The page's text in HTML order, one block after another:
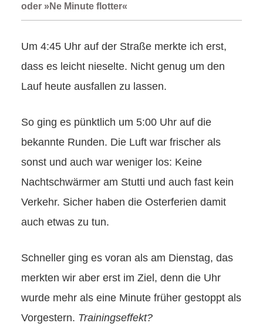
oder »Ne Minute flotter«
Um 4:45 Uhr auf der Straße merkte ich erst,
dass es leicht nieselte. Nicht genug um den
Lauf heute ausfallen zu lassen.
So ging es pünktlich um 5:00 Uhr auf die
bekannte Runden. Die Luft war frischer als
sonst und auch war weniger los: Keine
Nachtschwärmer am Stutti und auch fast kein
Verkehr. Sicher haben die Osterferien damit
auch etwas zu tun.
Schneller ging es voran als am Dienstag, das
merkten wir aber erst im Ziel, denn die Uhr
wurde mehr als eine Minute früher gestoppt als
Vorgestern. Trainingseffekt?